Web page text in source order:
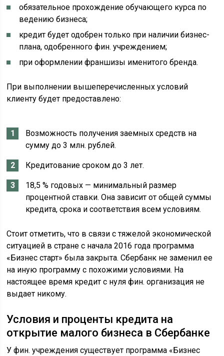
обязательное прохождение обучающего курса по
ведению бизнеса;
кредит будет одобрен только при наличии бизнес-
плана, одобренного фин. учреждением;
при оформлении франшизы именитого бренда.
При выполнении вышеперечисленных условий
клиенту будет предоставлено:
Возможность получения заемных средств на
сумму до 3 млн. рублей.
Кредитование сроком до 3 лет.
18,5 % годовых — минимальный размер
процентной ставки. Она зависит от общей суммы
кредита, срока и соответствия всем условиям.
Стоит отметить, что в связи с тяжелой экономической
ситуацией в стране с начала 2016 года программа
«Бизнес старт» была закрыта. Сбербанк не заменил ее
на иную программу с похожими условиями. На
настоящее время кредит с нуля фин. организация не
выдает никому.
Условия и проценты кредита на
открытие малого бизнеса в Сбербанке
У фин. учреждения существует программа «Бизнес